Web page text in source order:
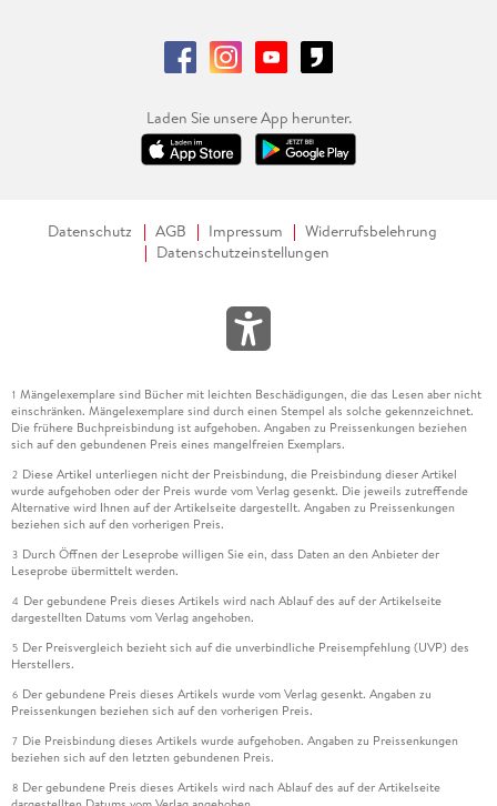
Laden Sie unsere App herunter.
Datenschutz AGB Impressum
Widerrufsbelehrung
Datenschutzeinstellungen
1 Mängelexemplare sind Bücher mit leichten Beschädigungen, die das Lesen aber nicht
einschränken. Mängelexemplare sind durch einen Stempel als solche gekennzeichnet.
Die frühere Buchpreisbindung ist aufgehoben. Angaben zu Preissenkungen beziehen
sich auf den gebundenen Preis eines mangelfreien Exemplars.
2 Diese Artikel unterliegen nicht der Preisbindung, die Preisbindung dieser Artikel
wurde aufgehoben oder der Preis wurde vom Verlag gesenkt. Die jeweils zutreffende
Alternative wird Ihnen auf der Artikelseite dargestellt. Angaben zu Preissenkungen
beziehen sich auf den vorherigen Preis.
3 Durch Öffnen der Leseprobe willigen Sie ein, dass Daten an den Anbieter der
Leseprobe übermittelt werden.
4 Der gebundene Preis dieses Artikels wird nach Ablauf des auf der Artikelseite
dargestellten Datums vom Verlag angehoben.
5 Der Preisvergleich bezieht sich auf die unverbindliche Preisempfehlung (UVP) des
Herstellers.
6 Der gebundene Preis dieses Artikels wurde vom Verlag gesenkt. Angaben zu
Preissenkungen beziehen sich auf den vorherigen Preis.
7 Die Preisbindung dieses Artikels wurde aufgehoben. Angaben zu Preissenkungen
beziehen sich auf den letzten gebundenen Preis.
8 Der gebundene Preis dieses Artikels wird nach Ablauf des auf der Artikelseite